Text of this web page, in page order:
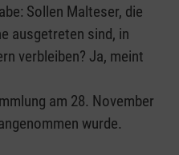
Sollen Malteser, die
ausgetreten sind, in
verbleiben? Ja, meint
am 28. November
wurde.